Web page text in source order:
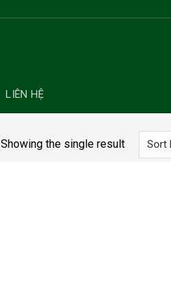
LIÊN HỆ
Showing the single result